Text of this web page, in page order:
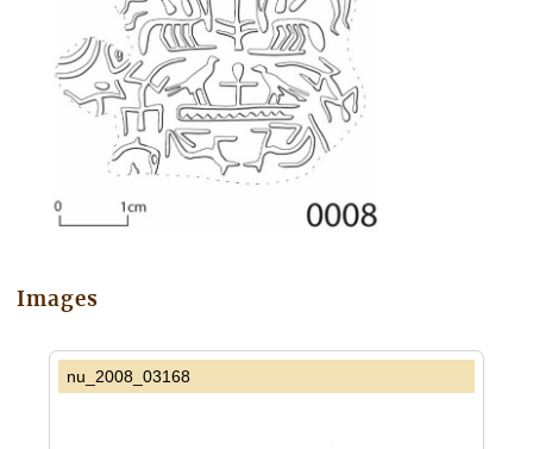
Images
nu_2008_03168